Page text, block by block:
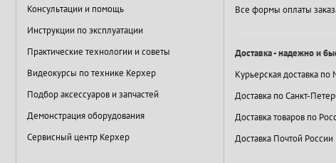
Консультации и помощь
Инструкции по эксплуатации
Практические технологии и советы
Видеокурсы по технике Керхер
Подбор аксессуаров и запчастей
Демонстрация оборудования
Сервисный центр Керхер
Все формы оплаты
Доставка - надежно и
Курьерская доставка по
Доставка по Санкт-
Доставка товаров по
Доставка Почтой России